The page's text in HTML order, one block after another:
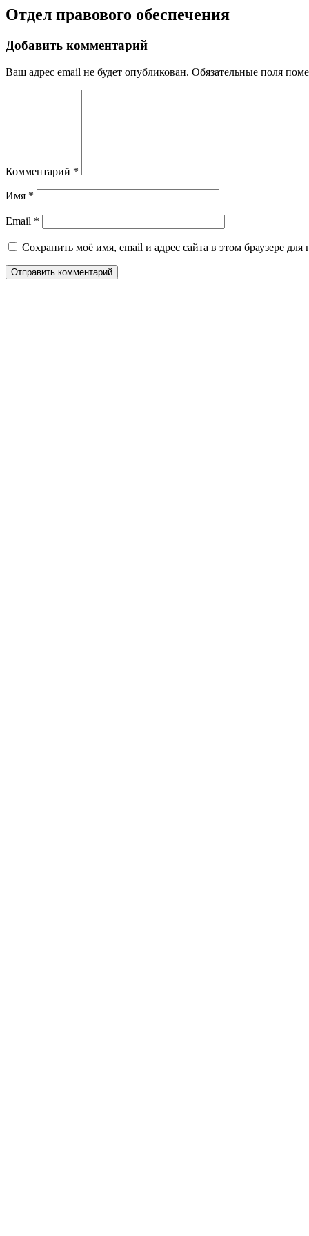
Отдел правового обеспечения
Добавить комментарий
Ваш адрес email не будет опубликован. Обязательные поля
Комментарий *
Имя *
Email *
Сохранить моё имя, email и адрес сайта в этом браузере